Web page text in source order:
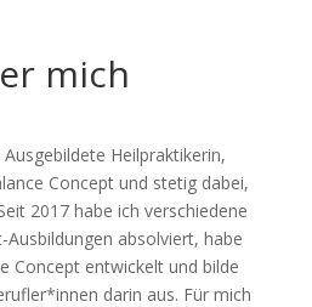
mich
Ausgebildete Heilpraktikerin,
Concept und stetig dabei,
2017 habe ich verschiedene
absolviert, habe
Concept entwickelt und bilde
darin aus. Für mich